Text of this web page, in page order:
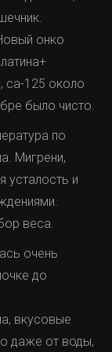
в начале
как кольцо,
латентный
суставов.
на ДНК
она
укуса.
онко
са-125 около
было чисто.
по
Мигрени,
усталость и
веса.
очень
до
вкусовые
даже от воды,